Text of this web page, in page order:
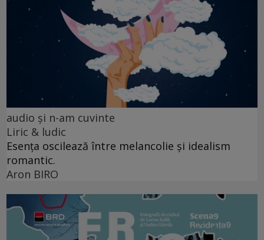
audio şi n-am cuvinte
Liric & ludic
Esența oscilează între melancolie și idealism
romantic.
Aron BIRO